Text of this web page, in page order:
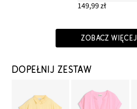
149,99 zł
ZOBACZ WIĘCEJ
DOPEŁNIJ ZESTAW